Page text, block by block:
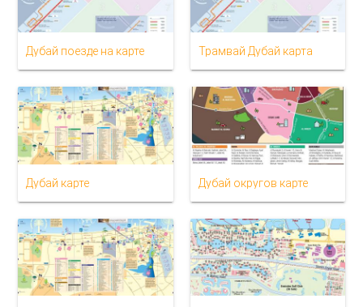
Дубай поезде на карте Трамвай Дубай карта
Дубай карте Дубай округов карте